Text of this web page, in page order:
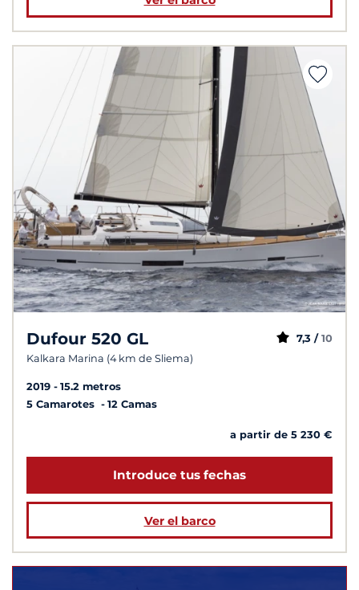
Dufour 520 GL
Kalkara Marina (4 km de Sliema)
7,3 / 10
2019
15.2 metros
5 Camarotes
12 Camas
a partir de 5 230 €
Introduce tus fechas
Ver el barco